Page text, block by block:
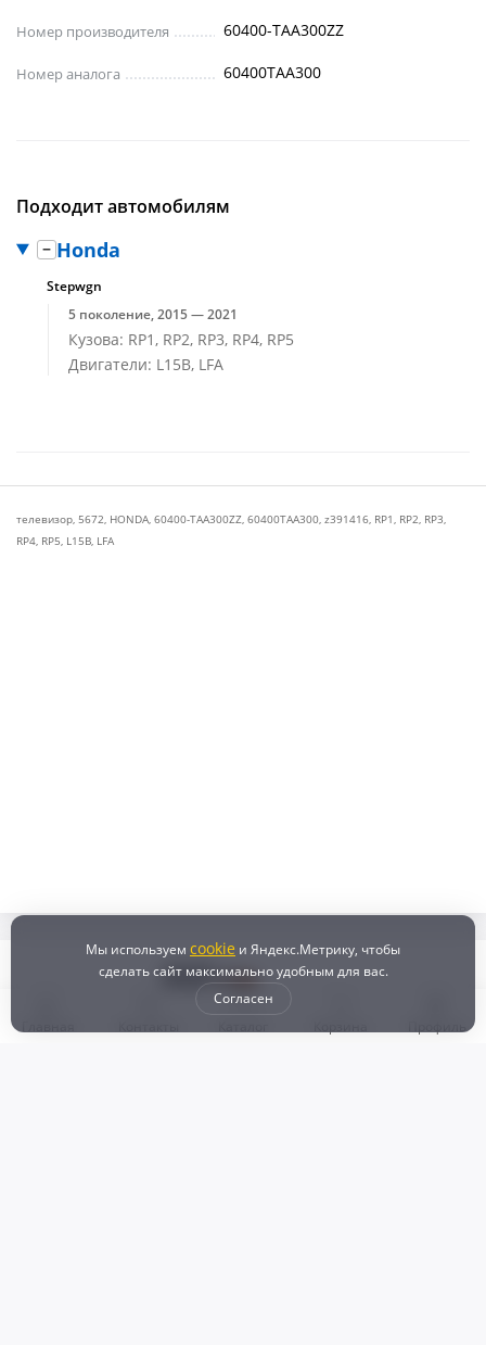
Номер производителя 60400-TAA300ZZ
Номер аналога 60400TAA300
Подходит автомобилям
Honda
Stepwgn
5 поколение, 2015 — 2021
Кузова: RP1, RP2, RP3, RP4, RP5
Двигатели: L15B, LFA
телевизор, 5672, HONDA, 60400-TAA300ZZ, 60400TAA300, z391416, RP1, RP2, RP3,
RP4, RP5, L15B, LFA
Мы используем cookie и Яндекс.Метрику, чтобы
сделать сайт максимально удобным для вас.
Согласен